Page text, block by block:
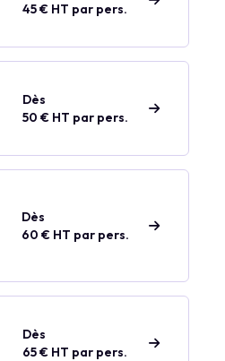
45 € HT par pers.
Dès
50 € HT par pers.
Dès
60 € HT par pers.
Dès
65 € HT par pers.